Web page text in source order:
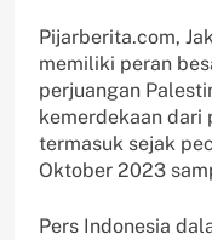
Pijarberita.com,
memiliki peran
perjuangan
kemerdekaan dari
termasuk sejak
Oktober 2023
Pers Indonesia